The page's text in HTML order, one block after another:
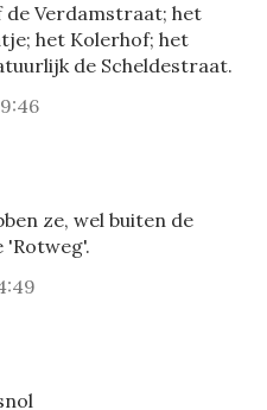
de Verdamstraat; het
het Kolerhof; het
de Scheldestraat.
ze, wel buiten de
'Rotweg'.